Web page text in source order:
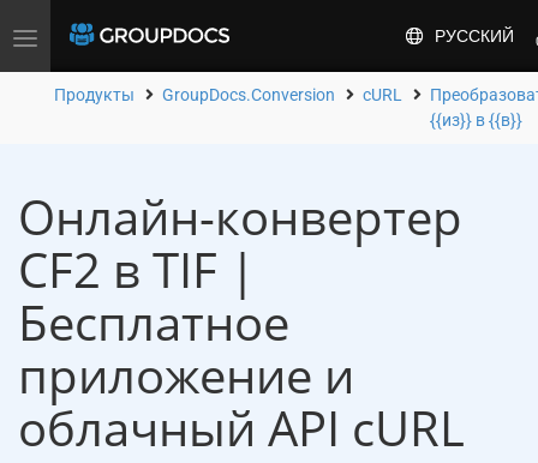
Toggle
РУССКИЙ
Продукты GroupDocs.Conversion cURL
{{из}} в {{в}}
Онлайн-конвертер
CF2 в TIF |
Бесплатное
приложение и
облачный API cURL